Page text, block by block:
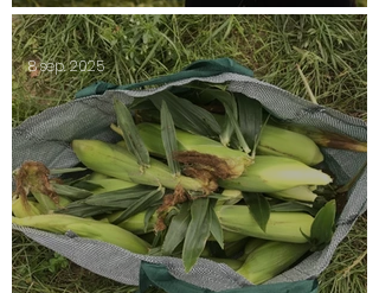
Säsongsavslutning 2025
8 sep. 2025